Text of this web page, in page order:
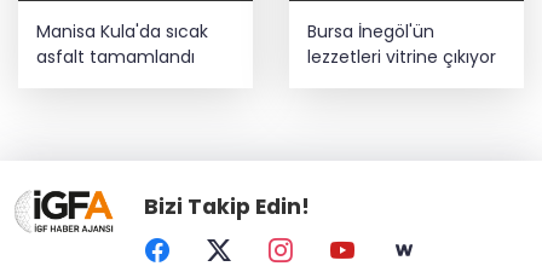
Manisa Kula'da sıcak
asfalt tamamlandı
Bursa İnegöl'ün
lezzetleri vitrine çıkıyor
Bizi Takip Edin!